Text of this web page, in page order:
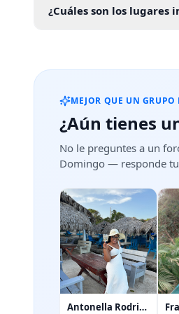
¿Cuáles son los lugares
MEJOR QUE UN GRUPO
¿Aún tienes
No le preguntes a un
Domingo — responde
Antonella Rodriguez